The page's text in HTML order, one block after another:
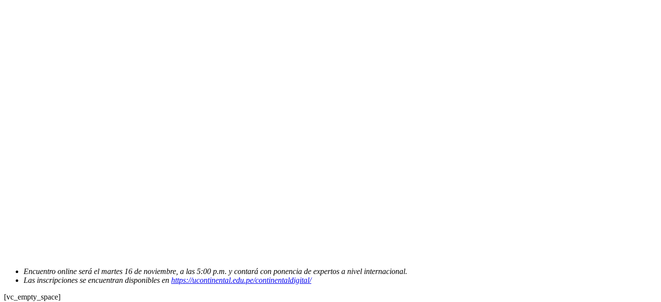
Encuentro online será el martes 16 de noviembre, a las 5:00 p.m. y contará con ponencia de expertos a nivel internacional.
Las inscripciones se encuentran disponibles en https://ucontinental.edu.pe/continentaldigital/
[vc_empty_space]